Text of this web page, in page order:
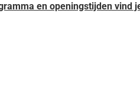
en openingstijden vind